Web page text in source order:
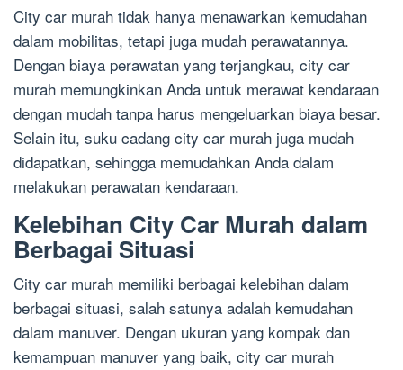
City car murah tidak hanya menawarkan kemudahan
dalam mobilitas, tetapi juga mudah perawatannya.
Dengan biaya perawatan yang terjangkau, city car
murah memungkinkan Anda untuk merawat kendaraan
dengan mudah tanpa harus mengeluarkan biaya besar.
Selain itu, suku cadang city car murah juga mudah
didapatkan, sehingga memudahkan Anda dalam
melakukan perawatan kendaraan.
Kelebihan City Car Murah dalam
Berbagai Situasi
City car murah memiliki berbagai kelebihan dalam
berbagai situasi, salah satunya adalah kemudahan
dalam manuver. Dengan ukuran yang kompak dan
kemampuan manuver yang baik, city car murah